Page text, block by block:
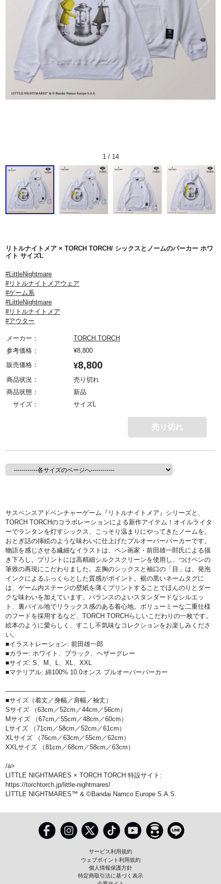
1 / 14
リトルナイトメア × TORCH TORCH/ シックスとノームのパーカー ホワ
イト サイズL
#LittleNightmare
#リトルナイトメアウェア
#ゲーム系
#LittleNightmare
#リトルナイトメア
#アウター
メーカー：
TORCH TORCH
参考価格：
¥8,800
販売価格：
¥8,800
商品状況：
売り切れ
商品状態：
新品
サイズ：
サイズL
売り切れ
サスペンスアドベンチャーゲーム『リトルナイトメア』シリーズと、
TORCH TORCHのコラボレーションによる新作アイテム！オイルライタ
ーでランタンを灯すシックス、こっそり温まりにやってきたノームを、
おとぎ話の挿絵のような味わいに仕上げたプルオーバーパーカーです。
物語を感じさせる繊細なイラストは、ペン画家・前田雄一郎氏による描
き下ろし。プリントには高精細シルクスクリーンを使用し、つけペンの
筆致の再現にこだわりました。左胸のシックスと袖口の「目」は、発泡
インクによるふっくらとした質感がポイント。裾の黒いネームタグに
は、ゲーム内ステージの壁紙を薄くプリントすることでほんのりとダー
クな味わいを加えています。バランスのよいスタンダードなシルエッ
ト、裏パイル地でリラックス感のある着心地。ボリューミーな二重仕様
のフードを採用するなど、TORCH TORCHらしいこだわりの一枚です。
絵本のように愛らしく、すこし不気味なコレクションをお楽しみくださ
い。
■イラストレーション: 前田雄一郎
■カラー: ホワイト、ブラック、ヘザーグレー
■サイズ: S、M、L、XL、XXL
■マテリアル: 綿100% 10.0オンス プルオーバーパーカー
──────────────────
■サイズ（着丈／身幅／肩幅／袖丈）
Sサイズ （63cm／52cm／44cm／56cm）
Mサイズ （67cm／55cm／48cm／60cm）
Lサイズ （71cm／58cm／52cm／61cm）
XLサイズ （76cm／63cm／55cm／62cm）
XXLサイズ （81cm／68cm／58cm／63cm）
/a>
LITTLE NIGHTMARES × TORCH TORCH 特設サイト :
https://torchtorch.jp/little-nightmares/
LITTLE NIGHTMARES™ & ©Bandai Namco Europe S.A.S.
サービス利用規約
ウェブポイント利用規約
個人情報保護方針
特定商取引法に基づく表示